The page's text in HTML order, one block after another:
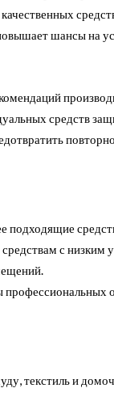
шансы на
средств
подходящие
средствам с низким
профессиональных
текстиль и